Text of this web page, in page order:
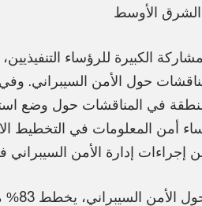
الكبيرة للرؤساء
في المناقشات حول وضع
من رؤساء أمن المعلومات في
وفي ظل